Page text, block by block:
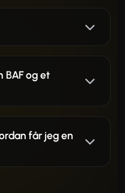
BAF og et
får jeg en